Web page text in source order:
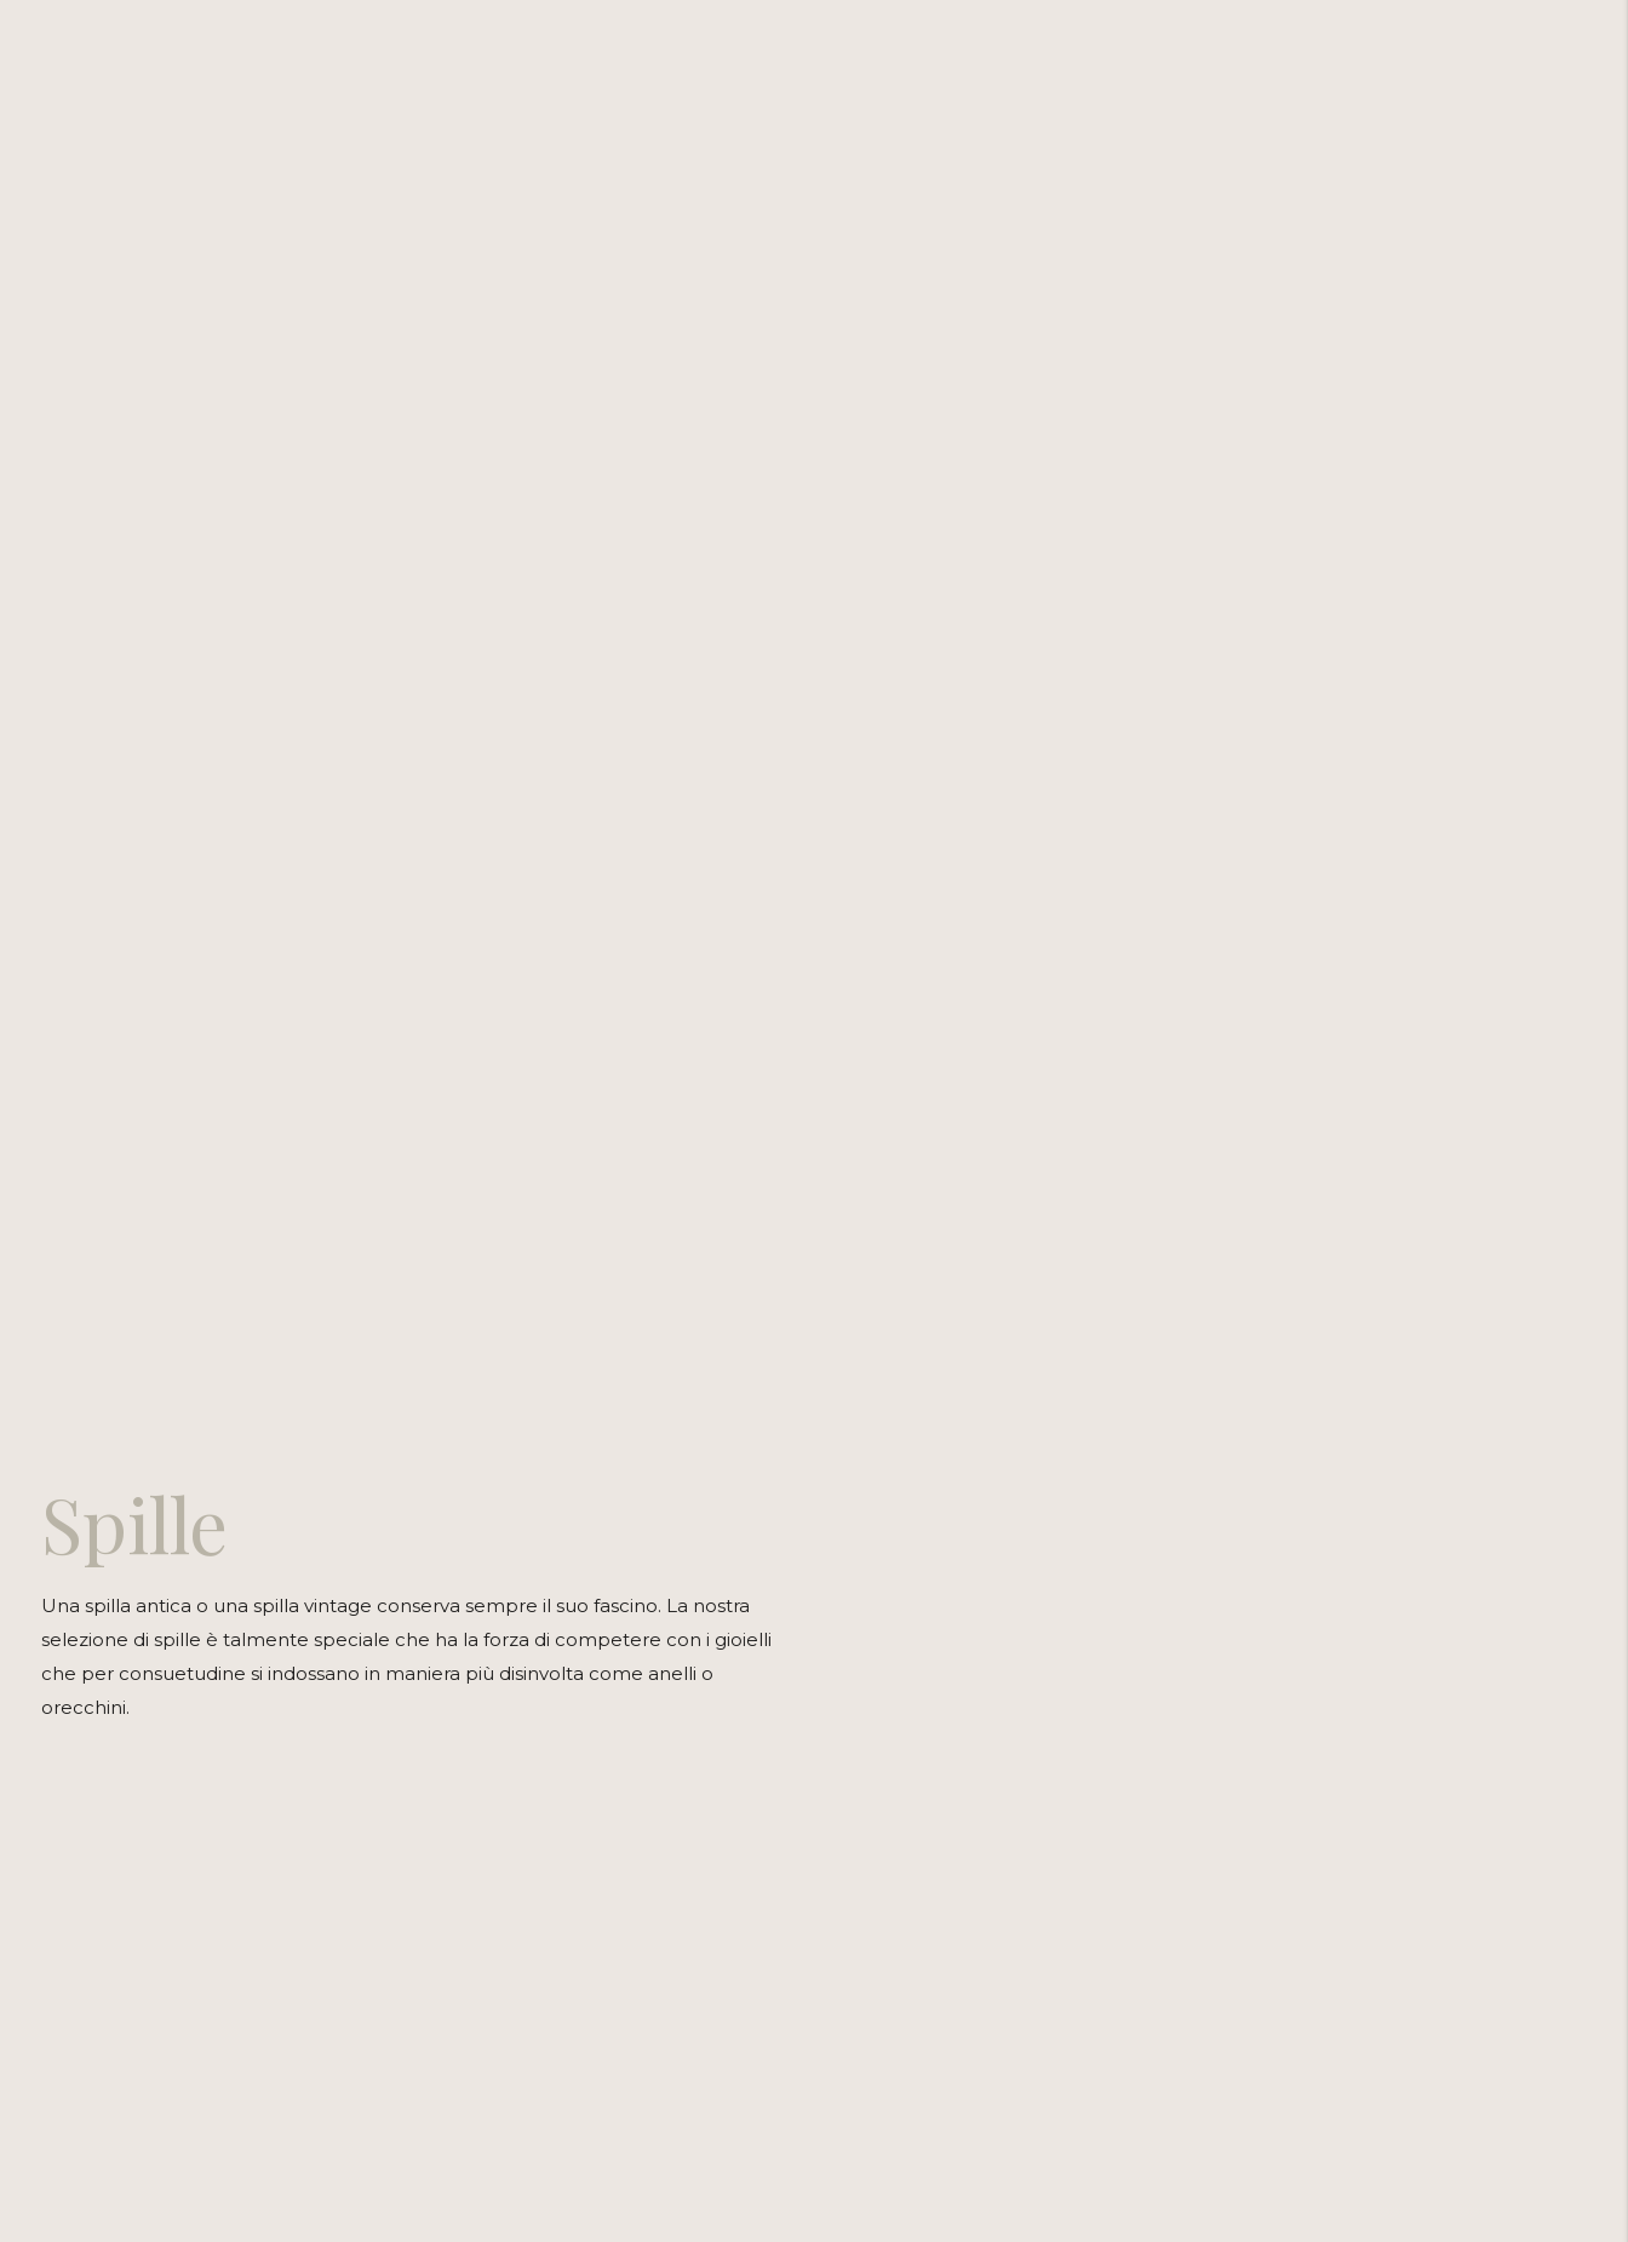
Spille
Una spilla antica o una spilla vintage conserva sempre il suo fascino. La nostra
selezione di spille è talmente speciale che ha la forza di competere con i gioielli
che per consuetudine si indossano in maniera più disinvolta come anelli o
orecchini.